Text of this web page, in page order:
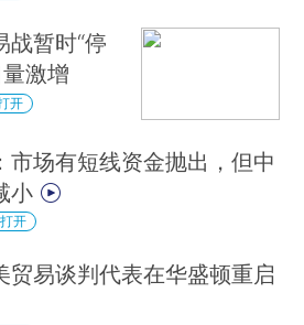
战暂时“停
激增
开
市场有短线资金抛出，但中
小
开
贸易谈判代表在华盛顿重启